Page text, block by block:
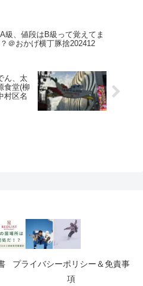
級、値段はB級って覚えてま
＠おかげ横丁豚捨202412
ん、太
食堂(柳
村区名
プライバシーポリシー＆免責事
項